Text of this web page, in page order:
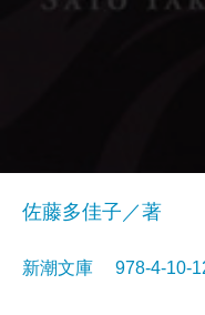
佐藤多佳子／著
新潮文庫 978-4-10-